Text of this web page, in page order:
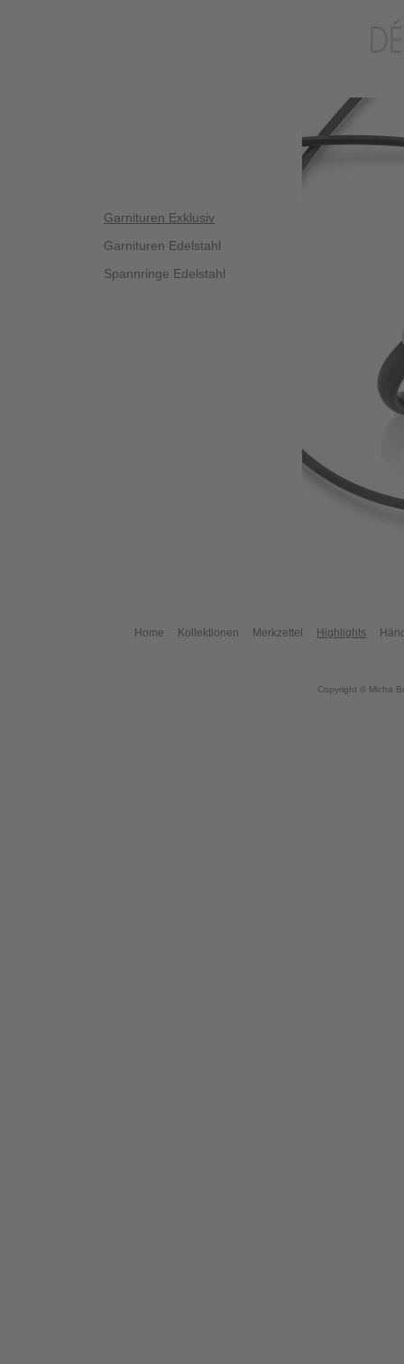
Garnituren Exklusiv
Garnituren Edelstahl
Spannringe Edelstahl
Home Kollektionen Merkzettel Highlights
Copyright © Micha